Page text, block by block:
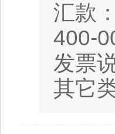
汇款
400-
发票
其它